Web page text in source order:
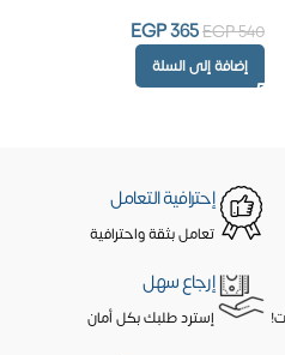
EGP540
EGP365
إضافة إلى السلة
إحترافية التعامل
تعامل بثقة واحترافية
إرجاع سهل
إسترد طلبك بكل أمان